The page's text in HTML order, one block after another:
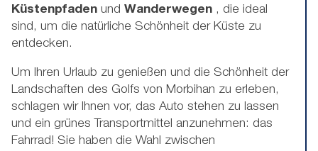
Küstenpfaden und Wanderwegen , die ideal
sind, um die natürliche Schönheit der Küste zu
entdecken.
Um Ihren Urlaub zu genießen und die Schönheit der
Landschaften des Golfs von Morbihan zu erleben,
schlagen wir Ihnen vor, das Auto stehen zu lassen
und ein grünes Transportmittel anzunehmen: das
Fahrrad! Sie haben die Wahl zwischen